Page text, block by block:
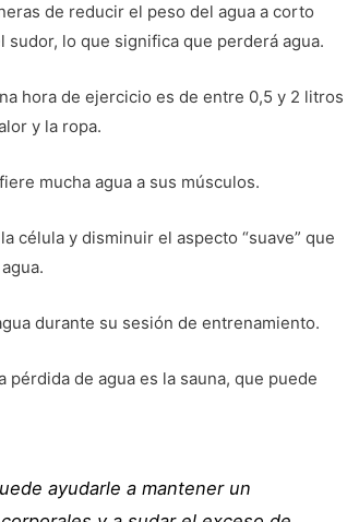
de reducir el peso del agua a corto
lo que significa que perderá agua.
hora de ejercicio es de entre 0,5 y 2 litros
y la ropa.
mucha agua a sus músculos.
célula y disminuir el aspecto “suave” que
durante su sesión de entrenamiento.
de agua es la sauna, que puede
ayudarle a mantener un